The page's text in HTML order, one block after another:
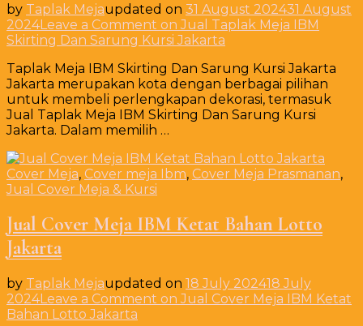
by Taplak Mejaupdated on 31 August 202431 August
2024Leave a Comment on Jual Taplak Meja IBM
Skirting Dan Sarung Kursi Jakarta
Taplak Meja IBM Skirting Dan Sarung Kursi Jakarta
Jakarta merupakan kota dengan berbagai pilihan
untuk membeli perlengkapan dekorasi, termasuk
Jual Taplak Meja IBM Skirting Dan Sarung Kursi
Jakarta. Dalam memilih …
Cover Meja, Cover meja Ibm, Cover Meja Prasmanan,
Jual Cover Meja & Kursi
Jual Cover Meja IBM Ketat Bahan Lotto
Jakarta
by Taplak Mejaupdated on 18 July 202418 July
2024Leave a Comment on Jual Cover Meja IBM Ketat
Bahan Lotto Jakarta